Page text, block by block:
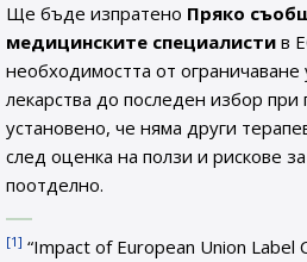
Ще бъде изпратено Пряко
медицинските специалисти в
необходимостта от ограничаване
лекарства до последен избор при
установено, че няма други
след оценка на ползи и рискове
поотделно.
[1] “Impact of European Union Label